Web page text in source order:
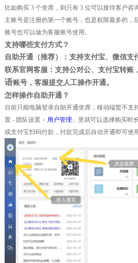
比如购买 3 个坐席，则只有 3 位可以接待客户咨询
主账号是注册的第一个账号，也是权限最多的，
账号也可以做为客服账号使用。
支持哪些支付方式？
自助开通（推荐）
：支持支付宝、微信支
联系官网客服：支持公对公、支付宝转账
语账号，客服提交人工操作开通。
怎样操作自助开通？
目前只能电脑登录自助开通坐席，移动端暂不支
置 - 团队设置- 用户管理 」里就可以选择购买时
或支付宝扫码付款，付款完成后自动开通即可使用